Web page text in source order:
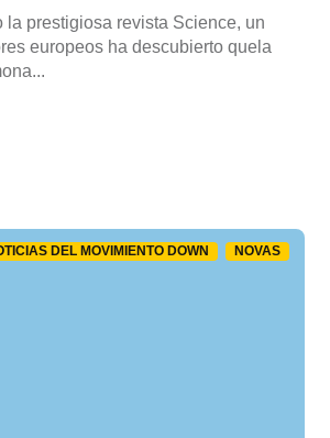
la prestigiosa revista Science, un
europeos ha descubierto quela
DEL MOVIMIENTO DOWN NOVAS